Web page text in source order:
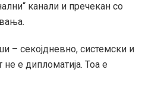
канали и пречекан со
– секојдневно, системски и
е дипломатија. Тоа е